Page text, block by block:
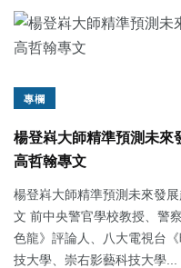
專欄
楊登嵙大師精準預測未來
高哲翰專文
楊登嵙大師精準預測未來發
文 前中央警官學校教授、警
色龍》評論人、八大電視台
技大學、崇右影藝科技大學...